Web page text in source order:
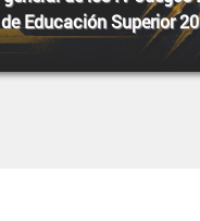
Educación Superior